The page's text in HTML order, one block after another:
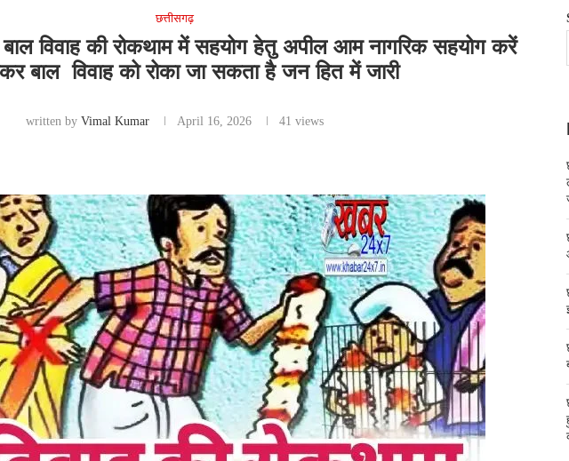
छत्तीसगढ़
बाल विवाह की रोकथाम में सहयोग हेतु अपील आम नागरिक सहयोग करें
बाल विवाह को रोका जा सकता है जन हित में जारी
written byVimal Kumar April 16, 2026 41 views